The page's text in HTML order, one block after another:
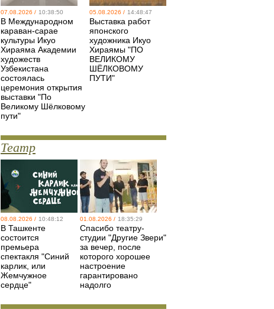
07.08.2026 / 10:38:50
В Международном
караван-сарае
культуры Икуо
Хираяма Академии
художеств
Узбекистана
состоялась
церемония открытия
выставки "По
Великому Шёлковому
пути"
05.08.2026 / 14:48:47
Выставка работ
японского
художника Икуо
Хираямы "ПО
ВЕЛИКОМУ
ШЁЛКОВОМУ
ПУТИ"
Театр
08.08.2026 / 10:48:12
В Ташкенте
состоится
премьера
спектакля "Синий
карлик, или
Жемчужное
сердце"
01.08.2026 / 18:35:29
Спасибо театру-
студии "Другие Звери"
за вечер, после
которого хорошее
настроение
гарантировано
надолго